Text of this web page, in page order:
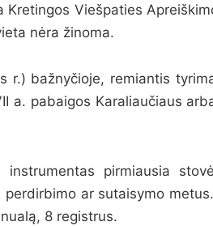
Viešpaties
nėra žinoma.
r.) bažnyčioje, remiantis
a. pabaigos Karaliaučiaus
pirmiausia
ar sutaisymo
8 registrus.